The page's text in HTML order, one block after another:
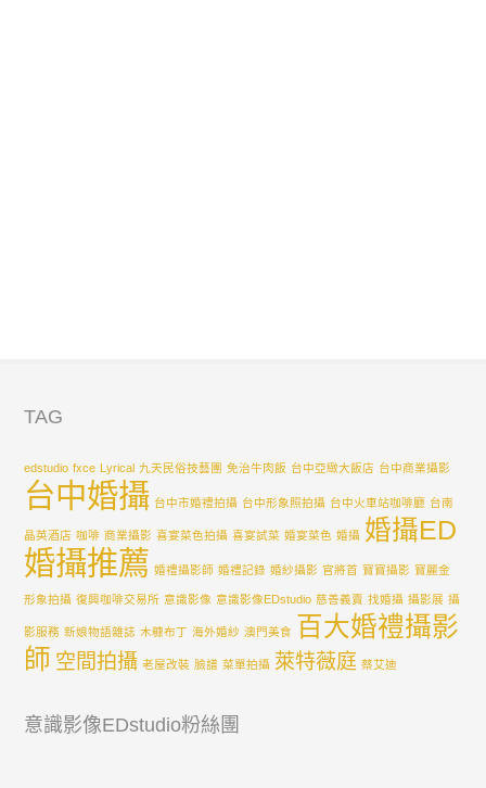
TAG
edstudio fxce Lyrical 九天民俗技藝團 免治牛肉飯 台中亞緻大飯店 台中商業攝影
台中婚攝 台中市婚禮拍攝 台中形象照拍攝 台中火車站咖啡廳 台南
晶英酒店 咖啡 商業攝影 喜宴菜色拍攝 喜宴試菜 婚宴菜色 婚攝 婚攝ED
婚攝推薦 婚禮攝影師 婚禮記錄 婚紗攝影 官將首 寶寶攝影 寶麗金
形象拍攝 復興咖啡交易所 意識影像 意識影像EDstudio 慈善義賣 找婚攝 攝影展 攝
影服務 新娘物語雜誌 木糠布丁 海外婚紗 澳門美食
百大婚禮攝影
師 空間拍攝 老屋改裝 臉譜 菜單拍攝 萊特薇庭 蔡艾迪
意識影像EDstudio粉絲團